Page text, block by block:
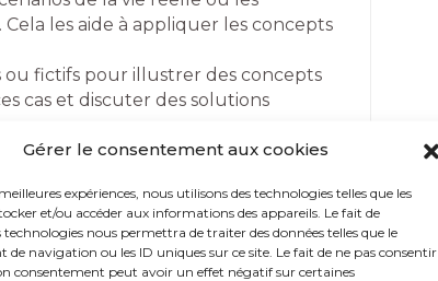
Gérer le consentement aux cookies
expériences, nous utilisons des technologies telles que les
et/ou accéder aux informations des appareils. Le fait de
technologies nous permettra de traiter des données telles que le
navigation ou les ID uniques sur ce site. Le fait de ne pas consentir
consentement peut avoir un effet négatif sur certaines
les aide à appliquer les concepts
ou fictifs pour illustrer des concepts
cas et discuter des solutions
les débats sur des sujets
critique et l’expression d’opinions
participants des tâches pratiques à